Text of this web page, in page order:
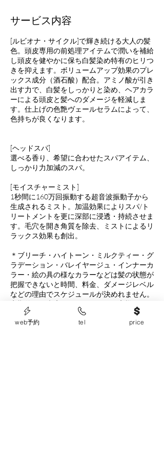
サービス内容
[ルビオナ・サイクル]で輝き続ける大人の髪
色。頭皮専用の前処理アイテムで潤いを補給
し頭皮を健やかに保ち白髪染め特有のヒリつ
きを抑えます。ボリュームアップ効果のプレ
ックス成分（酒石酸）配合。アミノ酸が引き
出す力で、白髪をしっかりと染め、ヘアカラ
ーによる頭皮と髪へのダメージを軽減しま
す。仕上げの色艶ヴェールセラムによって、
色持ちが良くなります。
[ヘッドスパ]
選べる香り、希望に合わせたスパアイテム、
しっかり力加減のスパ。
[モイスチャーミスト]
1秒間に160万回振動する超音波振動子から
生成されるミスト。加温効果によりスパ/ト
リートメントを更に深部に浸透・持続させま
す。毛穴を開き角質を除去、ミストによるリ
ラックス効果も創出。
＊ブリーチ・ハイトーン・ミルクティー・グ
ラデーション・バレイヤージュ・インナーカ
ラー・絵の具の様なカラーなどは髪の状態が
把握できないと時間、料金、ダメージレベル
などの理由でスケジュールが決めれません。
定期的にご来店いただいているお客様のみ、
お受けいたします。
web予約 tel price